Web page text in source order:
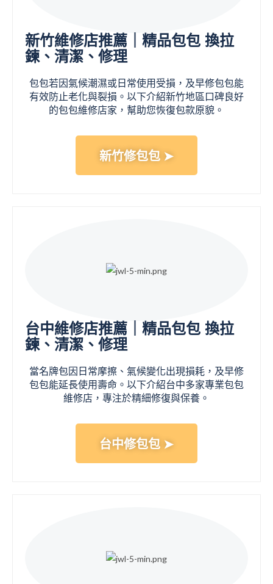
新竹維修店推薦｜精品包包 換拉
鍊、清潔、修理
包包若因氣候潮濕或日常使用受損，及早修包包能
有效防止老化與裂損。以下介紹新竹地區口碑良好
的包包維修店家，幫助您恢復包款原貌。
新竹修包包 ➤
台中維修店推薦｜精品包包 換拉
鍊、清潔、修理
當名牌包因日常摩擦、氣候變化出現損耗，及早修
包包能延長使用壽命。以下介紹台中多家專業包包
維修店，專注於精細修復與保養。
台中修包包 ➤